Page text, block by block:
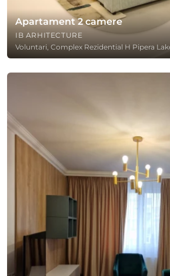
Apartament 2 camere
IB ARHITECTURE
Voluntari, Complex Rezidential H Pipera